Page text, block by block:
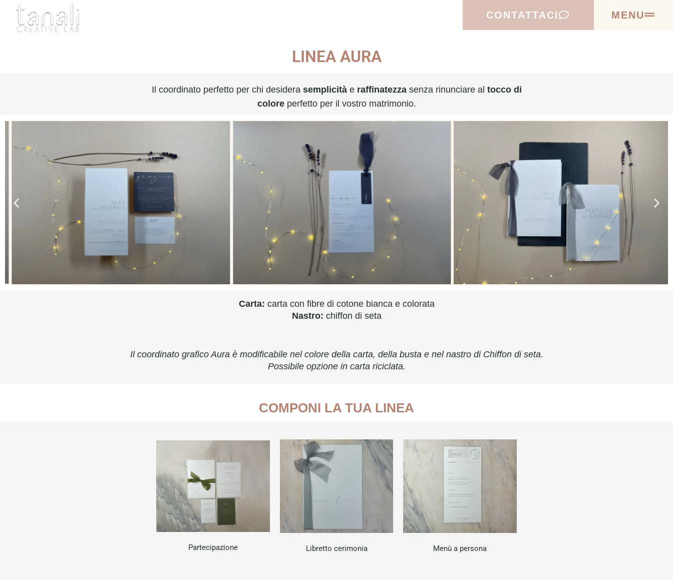
contenuto
CONTATTACI MENU
LINEA AURA
Il coordinato perfetto per chi desidera semplicitàe raffinatezzasenza rinunciare al tocco di
coloreperfetto per il vostro matrimonio.
Carta: carta con fibre di cotone bianca e colorata
Nastro: chiffon di seta
Il coordinato grafico Aura è modificabile nel colore della carta, della busta e nel nastro di Chiffon di seta.
Possibile opzione in carta riciclata.
COMPONI LA TUA LINEA
Partecipazione Libretto cerimonia Menù a persona